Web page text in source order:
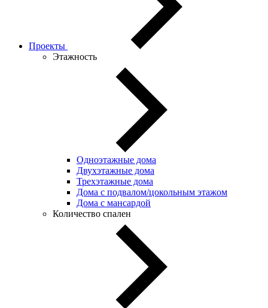
Проекты
Этажность
Одноэтажные дома
Двухэтажные дома
Трехэтажные дома
Дома с подвалом/цокольным этажом
Дома с мансардой
Количество спален